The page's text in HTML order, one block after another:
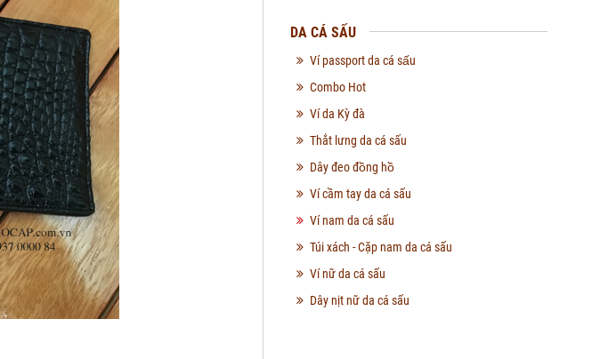
DA CÁ SẤU
Ví passport da cá sấu
Combo Hot
Ví da Kỳ đà
Thắt lưng da cá sấu
Dây đeo đồng hồ
Ví cầm tay da cá sấu
Ví nam da cá sấu
Túi xách - Cặp nam da cá sấu
Ví nữ da cá sấu
Dây nịt nữ da cá sấu